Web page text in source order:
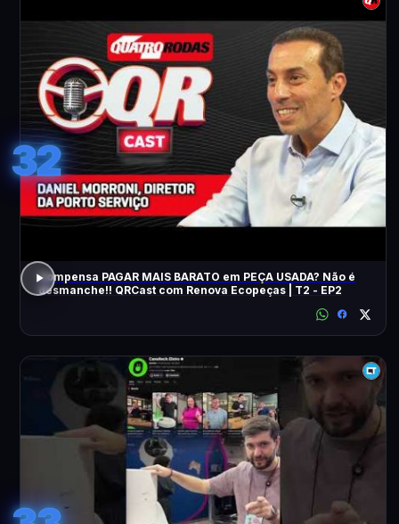
32
Compensa PAGAR MAIS BARATO em PEÇA USADA? Não é
desmanche!! QRCast com Renova Ecopeças | T2 - EP2